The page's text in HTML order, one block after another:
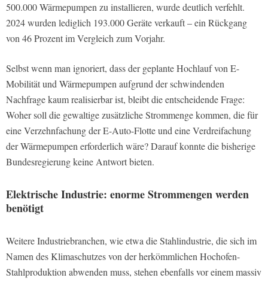
500.000 Wärmepumpen zu installieren, wurde deutlich verfehlt.
2024 wurden lediglich 193.000 Geräte verkauft – ein Rückgang
von 46 Prozent im Vergleich zum Vorjahr.
Selbst wenn man ignoriert, dass der geplante Hochlauf von E-
Mobilität und Wärmepumpen aufgrund der schwindenden
Nachfrage kaum realisierbar ist, bleibt die entscheidende Frage:
Woher soll die gewaltige zusätzliche Strommenge kommen, die für
eine Verzehnfachung der E-Auto-Flotte und eine Verdreifachung
der Wärmepumpen erforderlich wäre? Darauf konnte die bisherige
Bundesregierung keine Antwort bieten.
Elektrische Industrie: enorme Strommengen werden
benötigt
Weitere Industriebranchen, wie etwa die Stahlindustrie, die sich im
Namen des Klimaschutzes von der herkömmlichen Hochofen-
Stahlproduktion abwenden muss, stehen ebenfalls vor einem massiv